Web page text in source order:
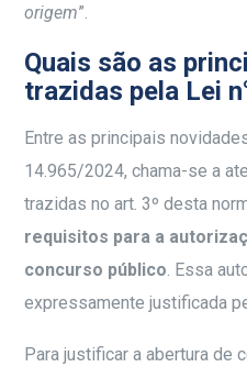
origem”.
Quais são as
trazidas pela Lei
Entre as principais
14.965/2024, chama-se a
trazidas no art. 3º desta
requisitos para a
concurso público. Essa
expressamente justificada
Para justificar a abertura de